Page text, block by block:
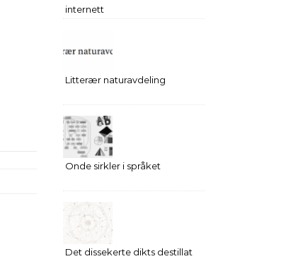
internett
Litterær naturavdeling
Onde sirkler i språket
Det dissekerte dikts destillat